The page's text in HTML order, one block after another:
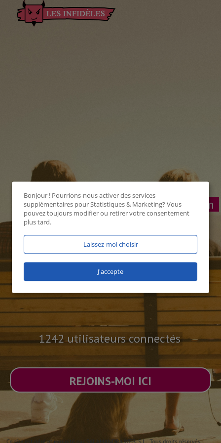
Connexion
1242 utilisateurs connectés
REJOINS-MOI ICI
Bonjour ! Pourrions-nous activer des services
supplémentaires pourStatistiques & Marketing? Vous
pouvez toujours modifier ou retirer votre consentement
plus tard.
Laissez-moi choisir
J'accepte